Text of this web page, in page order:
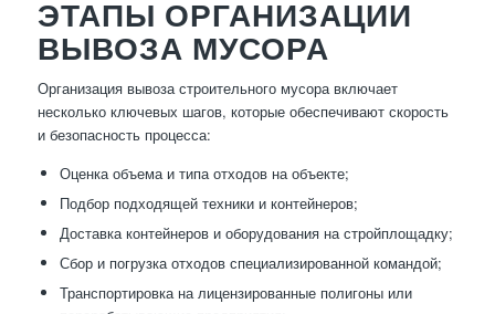
ЭТАПЫ ОРГАНИЗАЦИИ
ВЫВОЗА МУСОРА
Организация вывоза строительного мусора включает
несколько ключевых шагов, которые обеспечивают скорость
и безопасность процесса:
Оценка объема и типа отходов на объекте;
Подбор подходящей техники и контейнеров;
Доставка контейнеров и оборудования на стройплощадку;
Сбор и погрузка отходов специализированной командой;
Транспортировка на лицензированные полигоны или